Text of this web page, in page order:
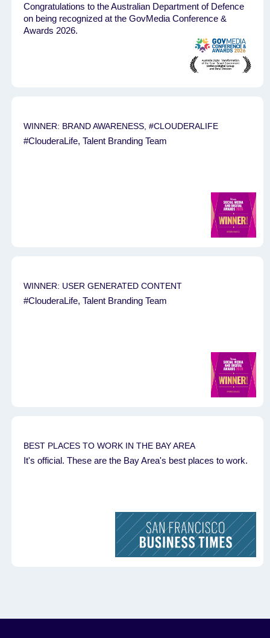
Congratulations to the Australian Department of Defence
on being recognized at the GovMedia Conference &
Awards 2026.
WINNER: BRAND AWARENESS, #CLOUDERALIFE
#ClouderaLife, Talent Branding Team
WINNER: USER GENERATED CONTENT
#ClouderaLife, Talent Branding Team
BEST PLACES TO WORK IN THE BAY AREA
It's official. These are the Bay Area's best places to work.